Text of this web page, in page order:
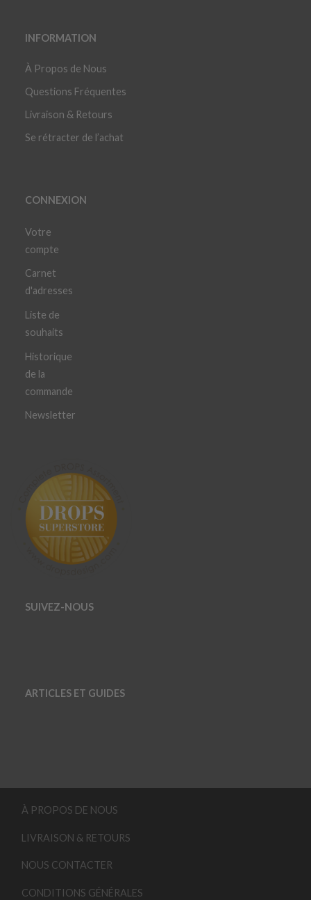
INFORMATION
À Propos de Nous
Questions Fréquentes
Livraison & Retours
Se rétracter de l’achat
CONNEXION
Votre
compte
Carnet
d'adresses
Liste de
souhaits
Historique
de la
commande
Newsletter
SUIVEZ-NOUS
ARTICLES ET GUIDES
À PROPOS DE NOUS
LIVRAISON & RETOURS
NOUS CONTACTER
CONDITIONS GÉNÉRALES